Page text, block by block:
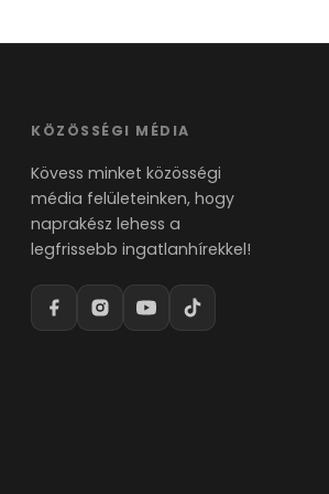
KÖZÖSSÉGI MÉDIA
Kövess minket közösségi
média felületeinken, hogy
naprakész lehess a
legfrissebb ingatlanhírekkel!